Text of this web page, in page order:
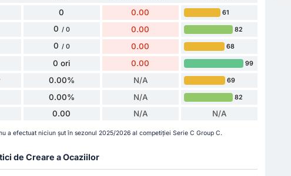
0 0.00 61
0 / 0 0.00 82
0 / 0 0.00 68
0 ori 0.00 99
0.00% N/A 69
0.00% N/A 82
0.00 N/A N/A
a efectuat niciun șut în sezonul 2025/2026 al competiției Serie C Group C.
de Creare a Ocaziilor